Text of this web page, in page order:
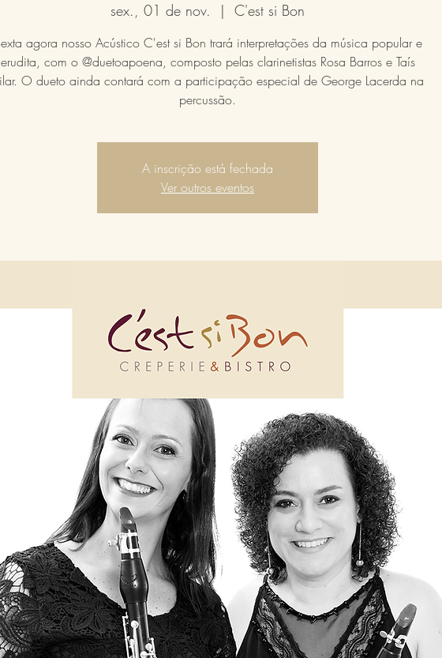
sex., 01 de nov.
  |
C'est si Bon
agora nosso Acústico C'est si Bon trará interpretações da música popular e
erudita, com o @duetoapoena, composto pelas clarinetistas Rosa Barros e Taís
O dueto ainda contará com a participação especial de George Lacerda na
A inscrição está fechada
Ver outros eventos